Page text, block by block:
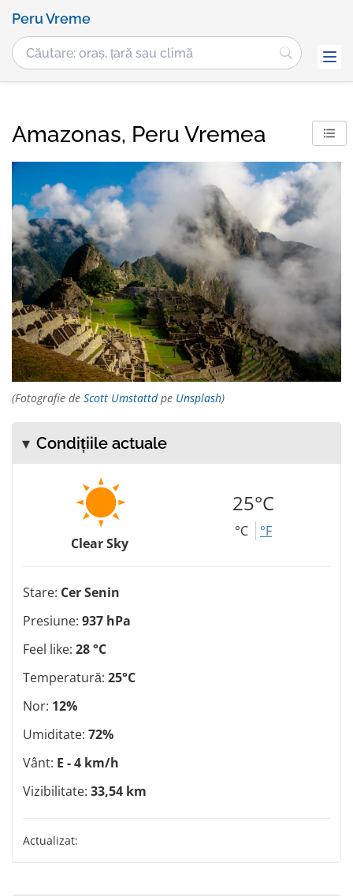
Peru Vreme
Amazonas, Peru Vremea
(Fotografie de Scott Umstattdpe Unsplash)
Condițiile actuale
Clear Sky
25°C
°C °F
Stare: Cer Senin
Presiune: 937 hPa
Feel like: 28 °C
Temperatură: 25°C
Nor: 12%
Umiditate: 72%
Vânt: E - 4 km/h
Vizibilitate: 33,54 km
Actualizat: